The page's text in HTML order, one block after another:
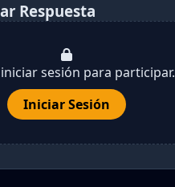
Respuesta
sesión para participar.
Iniciar Sesión